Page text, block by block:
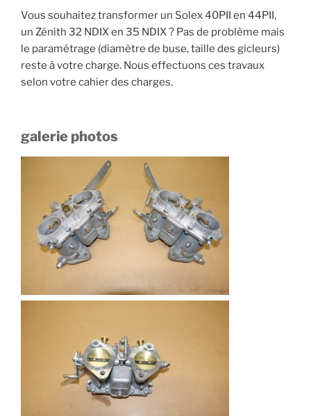
Vous souhaitez transformer un Solex 40PII en 44PII,
un Zénith 32 NDIX en 35 NDIX ? Pas de problème mais
le paramétrage (diamètre de buse, taille des gicleurs)
reste à votre charge. Nous effectuons ces travaux
selon votre cahier des charges.
galerie photos